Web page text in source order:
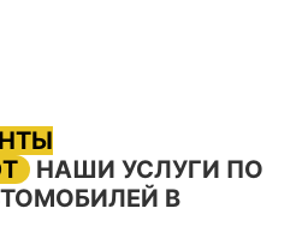
НАШИ УСЛУГИ ПО
В